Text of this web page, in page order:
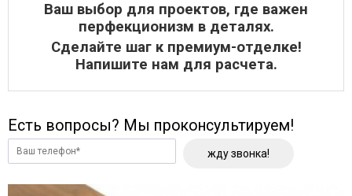
Ваш выбор для проектов, где важен
перфекционизм в деталях.
Сделайте шаг к премиум-отделке!
Напишите нам для расчета.
Есть вопросы? Мы проконсультируем!
жду звонка!